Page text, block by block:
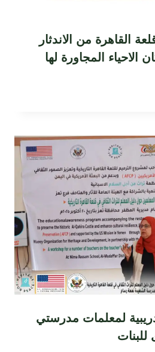
القاهرة من الاندثار
الاحياء المجاورة لها
لمعلمات مدرستي